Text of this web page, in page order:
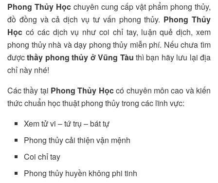
Phong Thủy Học chuyên cung cấp vật phẩm phong thủy,
đồ đồng và cả dịch vụ tư vấn phong thủy. Phong Thủy
Học có các dịch vụ như coi chỉ tay, luận quẻ dịch, xem
phong thủy nhà và dạy phong thủy miễn phí. Nếu chưa tìm
đượcthầy phong thủy ở Vũng Tàu thì bạn hãy lưu lại địa
chỉ này nhé!
Các thầy tại Phong Thủy Họccó chuyên môn cao và kiến
thức chuẩn học thuật phong thủy trong các lĩnh vực:
Xem tử vi – tứ trụ – bát tự
Phong thủy cải thiện vận mệnh
Coi chỉ tay
Phong thủy huyền không phi tinh